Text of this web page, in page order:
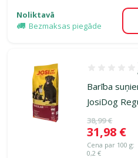
Noliktavā
Bezmaksas piegāde
Barība
JosiDog
Oriģinālā
38,99 €
Cena
31,98 €
Cena par 100 g:
0,2 €